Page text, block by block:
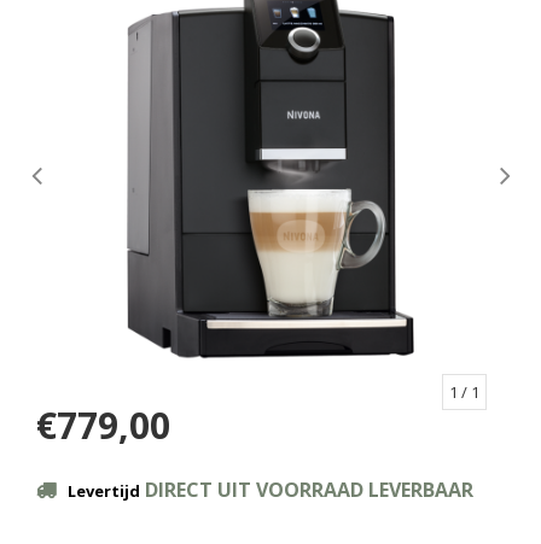
1 / 1
€779,00
Levertijd DIRECT UIT VOORRAAD LEVERBAAR